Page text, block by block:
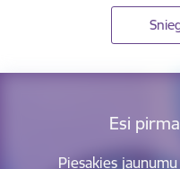
Esi
Piesakies